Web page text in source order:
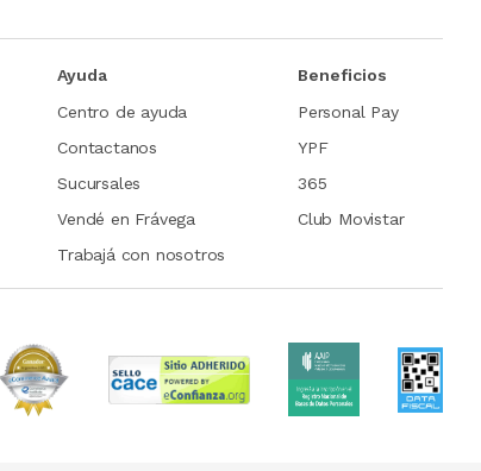
Ayuda
Centro de ayuda
Contactanos
Sucursales
Vendé en Frávega
Trabajá con nosotros
Beneficios
Personal Pay
YPF
365
Club Movistar